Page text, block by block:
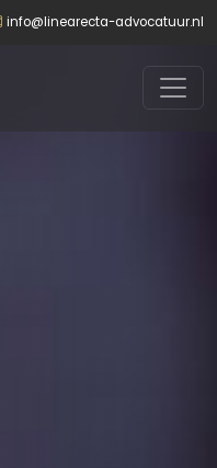
info@linearecta-advocatuur.nl